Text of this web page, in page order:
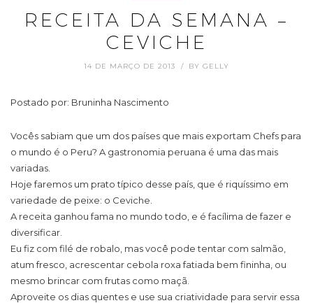
RECEITA DA SEMANA –
CEVICHE
14 DE MARÇO DE 2013 BY GELLY
Postado por: Bruninha Nascimento
Vocês sabiam que um dos países que mais exportam Chefs para
o mundo é o Peru? A gastronomia peruana é uma das mais
variadas.
Hoje faremos um prato típico desse país, que é riquíssimo em
variedade de peixe: o Ceviche.
A receita ganhou fama no mundo todo, e é facílima de fazer e
diversificar.
Eu fiz com filé de robalo, mas você pode tentar com salmão,
atum fresco, acrescentar cebola roxa fatiada bem fininha, ou
mesmo brincar com frutas como maçã.
Aproveite os dias quentes e use sua criatividade para servir essa